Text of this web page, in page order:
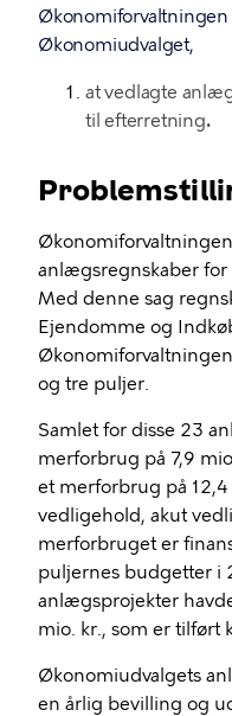
Økonomiforvaltningen
Økonomiudvalget,
at vedlagte
til efterretning.
anlægsregnskaber
Med denne sag
Ejendomme og
og tre puljer.
Samlet for disse 23
merforbrug på 7,9
et merforbrug på
vedligehold, akut
merforbruget er
puljernes budgetter i
anlægsprojekter
mio. kr., som er tilført
Økonomiudvalgets
en årlig bevilling og